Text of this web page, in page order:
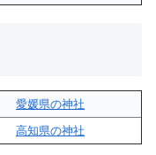
愛媛県の神社
高知県の神社